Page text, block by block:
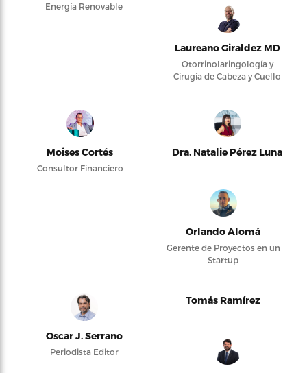
Energía Renovable
Laureano Giraldez MD
Otorrinolaringología y
Cirugía de Cabeza y Cuello
Moises Cortés
Consultor Financiero
Dra. Natalie Pérez Luna
Orlando Alomá
Gerente de Proyectos en un
Startup
Oscar J. Serrano
Periodista Editor
Tomás Ramírez